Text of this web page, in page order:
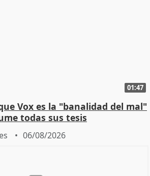
01:47
Vox es la "banalidad del mal"
todas sus tesis
06/08/2026